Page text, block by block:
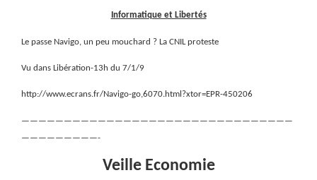
Informatique et Libertés
Le passe Navigo, un peu mouchard ? La CNIL proteste
Vu dans Libération-13h du 7/1/9
http://www.ecrans.fr/Navigo-go,6070.html?xtor=EPR-450206
————————————————————————————————
—————————-
Veille Economie